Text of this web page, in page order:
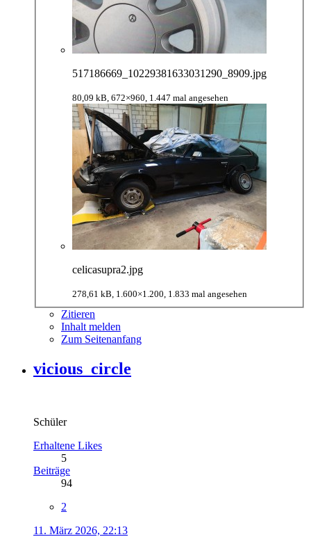
517186669_10229381633031290_8909.jpg
80,09 kB, 672×960, 1.447 mal angesehen
celicasupra2.jpg
278,61 kB, 1.600×1.200, 1.833 mal angesehen
Zitieren
Inhalt melden
Zum Seitenanfang
vicious_circle
Schüler
Erhaltene Likes
5
Beiträge
94
2
11. März 2026, 22:13